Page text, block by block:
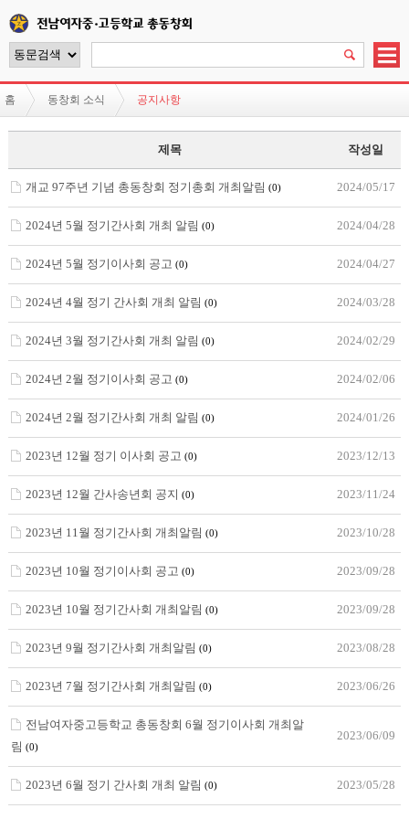
홈 동창회 소식 공지사항
제목 작성일
개교 97주년 기념 총동창회 정기총회 개최알림 (0) 2024/05/17
2024년 5월 정기간사회 개최 알림 (0) 2024/04/28
2024년 5월 정기이사회 공고 (0) 2024/04/27
2024년 4월 정기 간사회 개최 알림 (0) 2024/03/28
2024년 3월 정기간사회 개최 알림 (0) 2024/02/29
2024년 2월 정기이사회 공고 (0) 2024/02/06
2024년 2월 정기간사회 개최 알림 (0) 2024/01/26
2023년 12월 정기 이사회 공고 (0) 2023/12/13
2023년 12월 간사송년회 공지 (0) 2023/11/24
2023년 11월 정기간사회 개최알림 (0) 2023/10/28
2023년 10월 정기이사회 공고 (0) 2023/09/28
2023년 10월 정기간사회 개최알림 (0) 2023/09/28
2023년 9월 정기간사회 개최알림 (0) 2023/08/28
2023년 7월 정기간사회 개최알림 (0) 2023/06/26
전남여자중고등학교 총동창회 6월 정기이사회 개최알
림 (0)
2023/06/09
2023년 6월 정기 간사회 개최 알림 (0) 2023/05/28